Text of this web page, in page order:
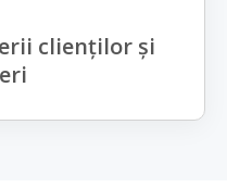
clienților și